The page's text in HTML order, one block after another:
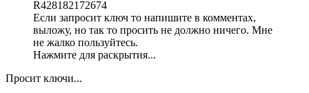
R428182172674
Если запросит ключ то напишите в комментах,
выложу, но так то просить не должно ничего. Мне
не жалко пользуйтесь.
Нажмите для раскрытия...
Просит ключи...